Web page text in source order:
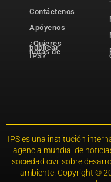
Contáctenos
Apóyenos
¿Quieres
publicar
notas de
IPS?
IPS es una institución
agencia mundial de
sociedad civil sobre
ambiente. Copyright ©